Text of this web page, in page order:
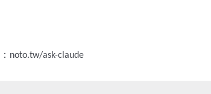
noto.tw/ask-claude